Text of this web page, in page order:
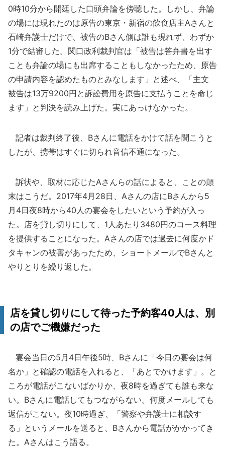
0時10分から開廷した口頭弁論を傍聴した。しかし、弁論
の場には現れたのは原告の東京・新宿の飲食店主Aさんと
石崎弁護士だけで、被告のBさん側は誰も現れず、わずか
1分で結審した。関口政利裁判官は「被告は答弁書を出す
ことも弁論の場にも出席することもしなかったため、原告
の申請内容を認めたものとみなします」と述べ、「主文
被告は13万9200円と訴訟費用を原告に支払うことを命じ
ます」と判決を読み上げた。実にあっけなかった。
記者は裁判終了後、Bさんに電話をかけて話を聞こうと
したが、携帯はすぐに切られ音信不通になった。
訴状や、取材に応じたAさんらの話によると、ことの顛
末はこうだ。2017年4月28日、Aさんの店にBさんから5
月4日夜8時から40人の宴会をしたいという予約が入っ
た。店を貸し切りにして、1人あたり3480円のコース料理
を提供することになった。Aさんの店では過去に何度かド
タキャンの被害があったため、ショートメールでBさんと
やりとりを繰り返した。
店を貸し切りにして待った予約客40人は、別
の店でご機嫌だった
宴会当日の5月4日午後5時、Bさんに「今日の宴会は何
名か」と確認の電話を入れると、「あとでかけます」。と
ころが電話がこないばかりか、夜8時を過ぎても誰も来な
い。Bさんに電話してもつながらない。何度メールしても
返信がこない。夜10時過ぎ、「警察や弁護士に相談す
る」というメールを送ると、Bさんから電話がかかってき
た。Aさんはこう語る。